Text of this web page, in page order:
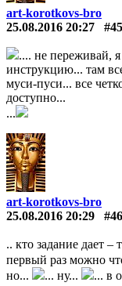
art-korotkovs-bro
25.08.2016 20:27
#45
.... не переживай,
инструкцию... там
муси-пуси... все
доступно...
...
art-korotkovs-bro
25.08.2016 20:29
#46
.. кто задание дает –
первый раз можно
но...
... ну... ... в